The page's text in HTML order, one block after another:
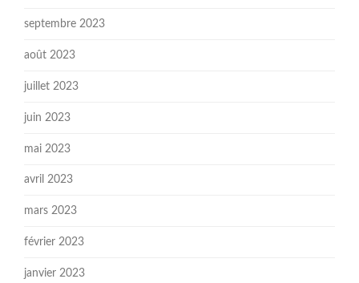
septembre 2023
août 2023
juillet 2023
juin 2023
mai 2023
avril 2023
mars 2023
février 2023
janvier 2023